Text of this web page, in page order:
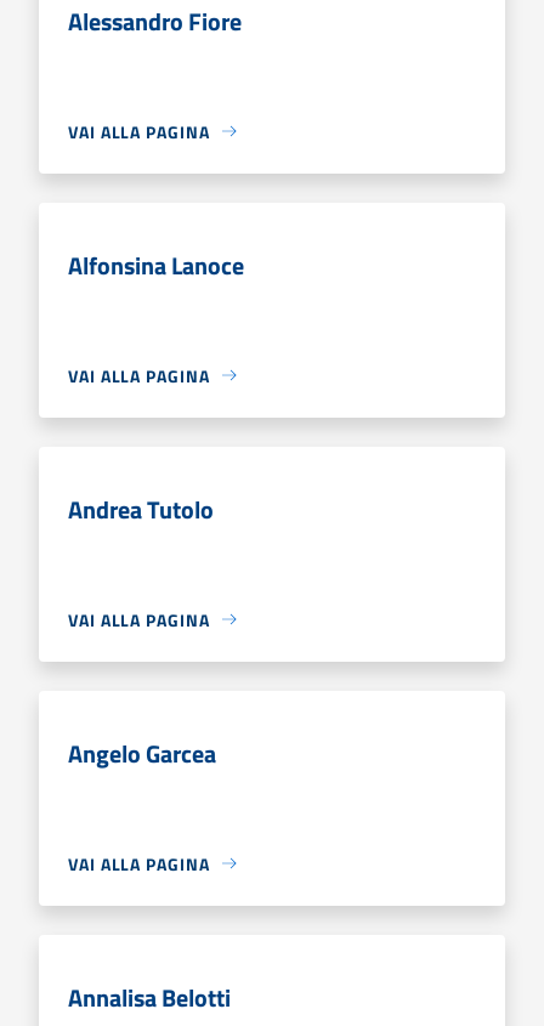
Alessandro Fiore
VAI ALLA PAGINA
Alfonsina Lanoce
VAI ALLA PAGINA
Andrea Tutolo
VAI ALLA PAGINA
Angelo Garcea
VAI ALLA PAGINA
Annalisa Belotti